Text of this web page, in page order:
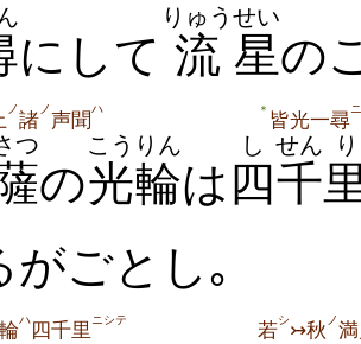
にして 流
りゅう
星
せい
の
ノ諸 ノ声聞ハ ＊ 皆光一尋
つ
の光輪
こうりん
は 四
し
千
せん り
がごとし｡
ハ四千里 ニシテ 若シ↣秋 ノ